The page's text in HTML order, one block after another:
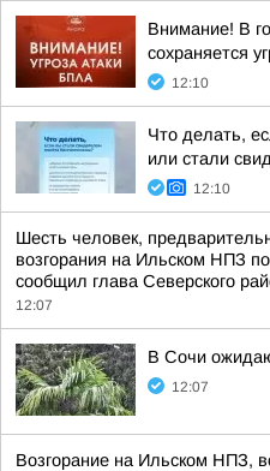
Внимание! В
сохраняется
12:10
Что делать,
или стали
12:10
Шесть человек,
возгорания на Ильском НПЗ
сообщил глава Северского
12:07
В Сочи
12:07
Возгорание на Ильском НПЗ,